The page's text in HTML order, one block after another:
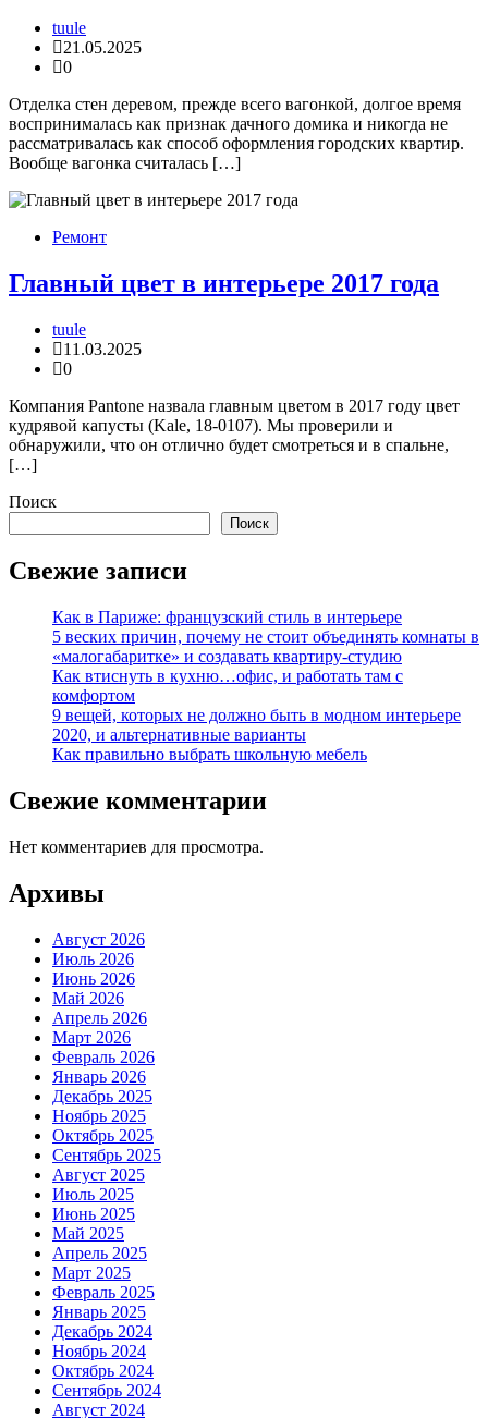
tuule
21.05.2025
0
Отделка стен деревом, прежде всего вагонкой, долгое время
воспринималась как признак дачного домика и никогда не
рассматривалась как способ оформления городских квартир.
Вообще вагонка считалась […]
Ремонт
Главный цвет в интерьере 2017 года
tuule
11.03.2025
0
Компания Pantone назвала главным цветом в 2017 году цвет
кудрявой капусты (Kale, 18-0107). Мы проверили и
обнаружили, что он отлично будет смотреться и в спальне,
[…]
Поиск
Поиск
Свежие записи
Как в Париже: французский стиль в интерьере
5 веских причин, почему не стоит объединять комнаты в
«малогабаритке» и создавать квартиру-студию
Как втиснуть в кухню…офис, и работать там с
комфортом
9 вещей, которых не должно быть в модном интерьере
2020, и альтернативные варианты
Как правильно выбрать школьную мебель
Свежие комментарии
Нет комментариев для просмотра.
Архивы
Август 2026
Июль 2026
Июнь 2026
Май 2026
Апрель 2026
Март 2026
Февраль 2026
Январь 2026
Декабрь 2025
Ноябрь 2025
Октябрь 2025
Сентябрь 2025
Август 2025
Июль 2025
Июнь 2025
Май 2025
Апрель 2025
Март 2025
Февраль 2025
Январь 2025
Декабрь 2024
Ноябрь 2024
Октябрь 2024
Сентябрь 2024
Август 2024